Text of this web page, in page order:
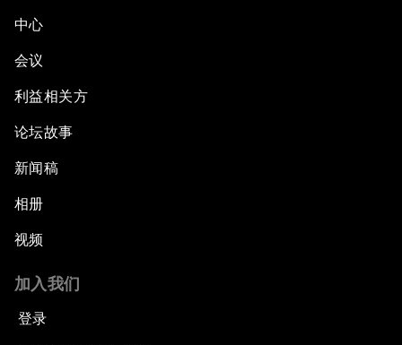
中心
会议
利益相关方
论坛故事
新闻稿
相册
视频
加入我们
登录